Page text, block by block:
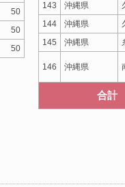
50
50
50
143
沖縄県
144
沖縄県
145
沖縄県
146 沖縄県
合計